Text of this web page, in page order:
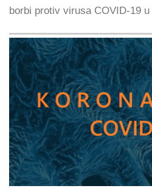
borbi protiv virusa COVID-19 u